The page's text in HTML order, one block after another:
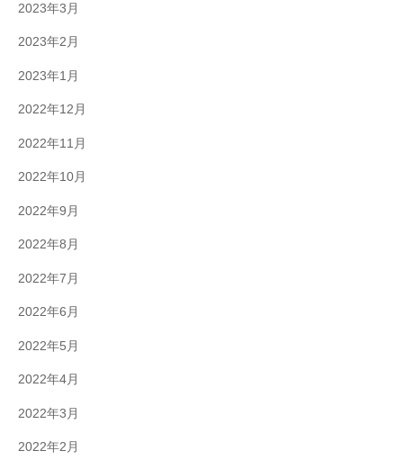
2023年3月
2023年2月
2023年1月
2022年12月
2022年11月
2022年10月
2022年9月
2022年8月
2022年7月
2022年6月
2022年5月
2022年4月
2022年3月
2022年2月